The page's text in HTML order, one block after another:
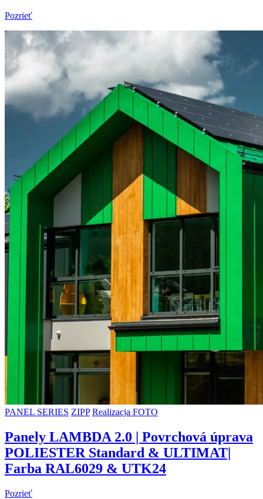
Pozrieť
PANEL SERIES ZIPP Realizacja FOTO
Panely LAMBDA 2.0 | Povrchová úprava
POLIESTER Standard & ULTIMAT|
Farba RAL6029 & UTK24
Pozrieť